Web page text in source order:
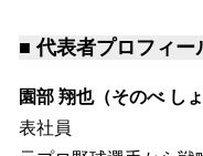
■ 代表者プロフィー
園部 翔也（そのべ しょ
表社員